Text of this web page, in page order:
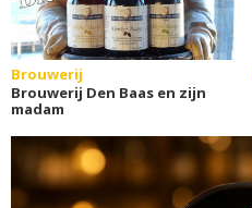
Brouwerij
Brouwerij Den Baas en zijn
madam